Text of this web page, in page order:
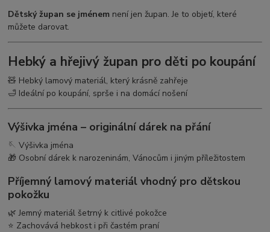
Dětský župan se jménem není jen župan. Je to objetí, které
můžete darovat.
Hebký a hřejivý župan pro děti po koupání
🧸 Hebký lamový materiál, který krásně zahřeje
🛁 Ideální po koupání, sprše i na domácí nošení
Výšivka jména – originální dárek na přání
🪡 Výšivka jména
🎁 Osobní dárek k narozeninám, Vánocům i jiným příležitostem
Příjemný lamový materiál vhodný pro dětskou
pokožku
🌿 Jemný materiál šetrný k citlivé pokožce
⭐ Zachovává hebkost i při častém praní